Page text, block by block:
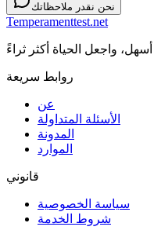
نحن نقدر ملاحظاتك
Temperamenttest.net
روابط سريعة
عن
الأسئلة المتداولة
المدونة
الموارد
قانوني
سياسة الخصوصية
شروط الخدمة